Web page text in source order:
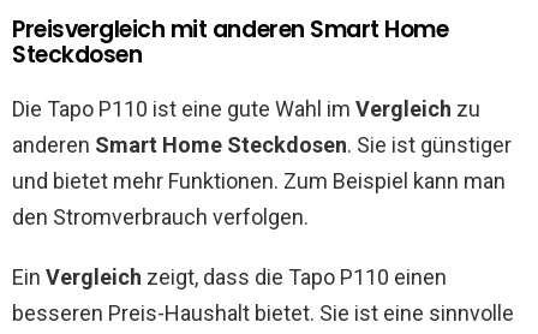
Preisvergleich mit anderen Smart Home
Steckdosen
Die Tapo P110 ist eine gute Wahl im Vergleich zu
anderen Smart Home Steckdosen. Sie ist günstiger
und bietet mehr Funktionen. Zum Beispiel kann man
den Stromverbrauch verfolgen.
Ein Vergleich zeigt, dass die Tapo P110 einen
besseren Preis-Haushalt bietet. Sie ist eine sinnvolle